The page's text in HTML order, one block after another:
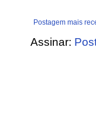
Postagem mais
Assinar: